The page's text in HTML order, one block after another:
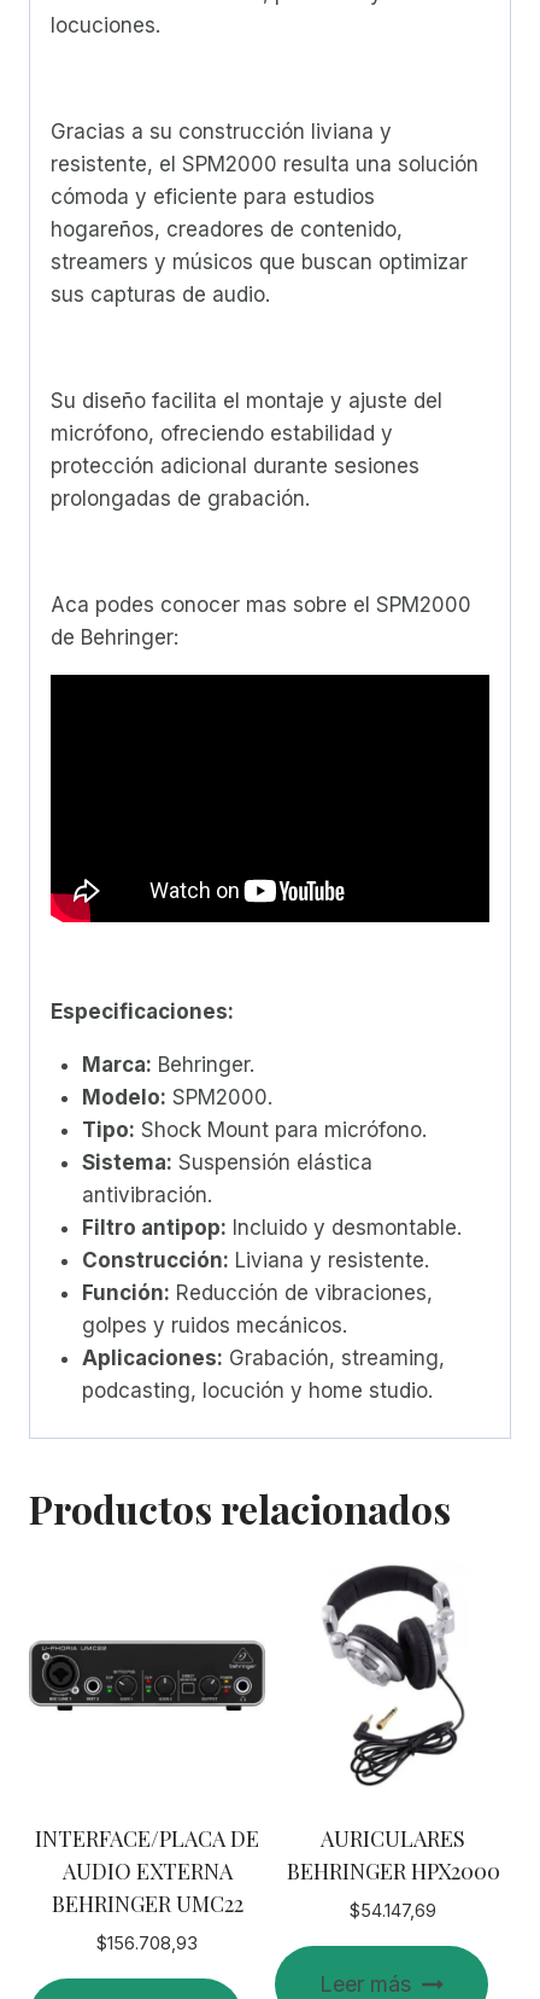
locuciones.
Gracias a su construcción liviana y
resistente, el SPM2000 resulta una solución
cómoda y eficiente para estudios
hogareños, creadores de contenido,
streamers y músicos que buscan optimizar
sus capturas de audio.
Su diseño facilita el montaje y ajuste del
micrófono, ofreciendo estabilidad y
protección adicional durante sesiones
prolongadas de grabación.
Aca podes conocer mas sobre el SPM2000
de Behringer:
Especificaciones:
Marca: Behringer.
Modelo: SPM2000.
Tipo: Shock Mount para micrófono.
Sistema: Suspensión elástica
antivibración.
Filtro antipop: Incluido y desmontable.
Construcción: Liviana y resistente.
Función: Reducción de vibraciones,
golpes y ruidos mecánicos.
Aplicaciones: Grabación, streaming,
podcasting, locución y home studio.
Productos relacionados
INTERFACE/PLACA DE
AUDIO EXTERNA
BEHRINGER UMC22
$156.708,93
AURICULARES
BEHRINGER HPX2000
$54.147,69
Leer más